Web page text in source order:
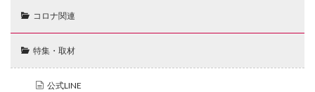
コロナ関連
特集・取材
公式LINE